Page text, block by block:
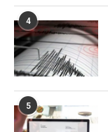
4
5